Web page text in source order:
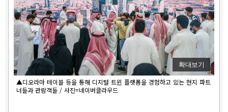
확대보기
▲디오라마 테이블 등을 통해 디지털 트윈 플랫폼을 경험하고 있는 현지 파트
너들과 관람객들 / 사진=네이버클라우드